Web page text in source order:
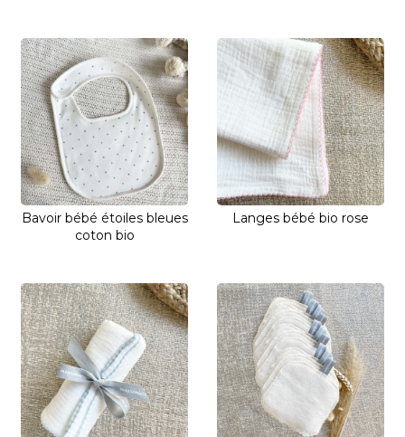
Bavoir bébé étoiles bleues
coton bio
Langes bébé bio rose